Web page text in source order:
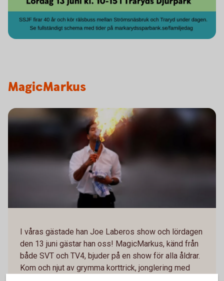
MagicMarkus
I våras gästade han Joe Laberos show och lördagen
den 13 juni gästar han oss! MagicMarkus, känd från
både SVT och TV4, bjuder på en show för alla åldrar.
Kom och njut av grymma korttrick, jonglering med